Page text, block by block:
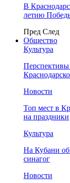
В
летию
Пред След
Общество
Культура
Перспективы
Новости
Топ мест в
на праздники
Культура
На Кубани
синагог
Новости